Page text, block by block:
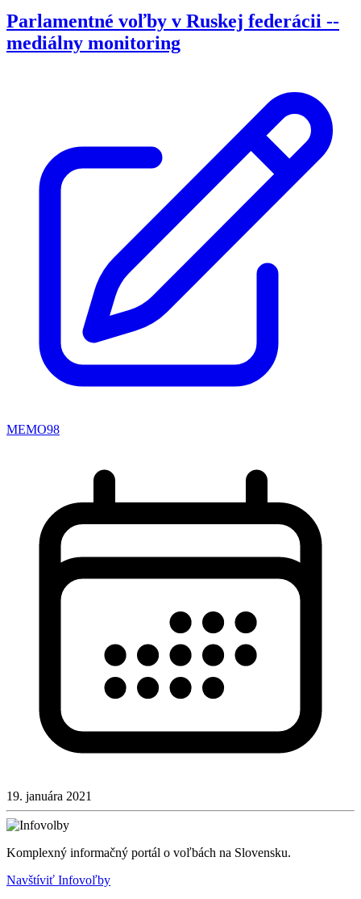
Parlamentné voľby v Ruskej federácii --
mediálny monitoring
MEMO98
19. januára 2021
Komplexný informačný portál o voľbách na Slovensku.
Navštíviť Infovoľby